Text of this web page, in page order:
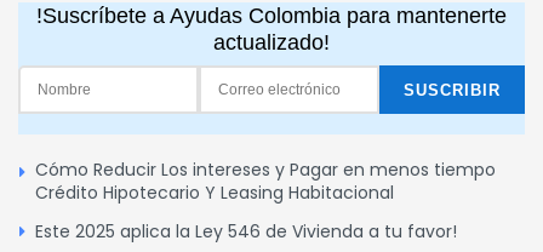
!Suscríbete a Ayudas Colombia para mantenerte
actualizado!
Cómo Reducir Los intereses y Pagar en menos tiempo
Crédito Hipotecario Y Leasing Habitacional
Este 2025 aplica la Ley 546 de Vivienda a tu favor!